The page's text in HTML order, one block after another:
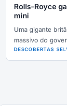
Rolls-Royce
mini
Uma gigante
massivo do
DESCOBERTAS